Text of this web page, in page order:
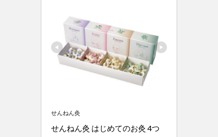
せんねん灸
せんねん灸 はじめてのお灸 4つ